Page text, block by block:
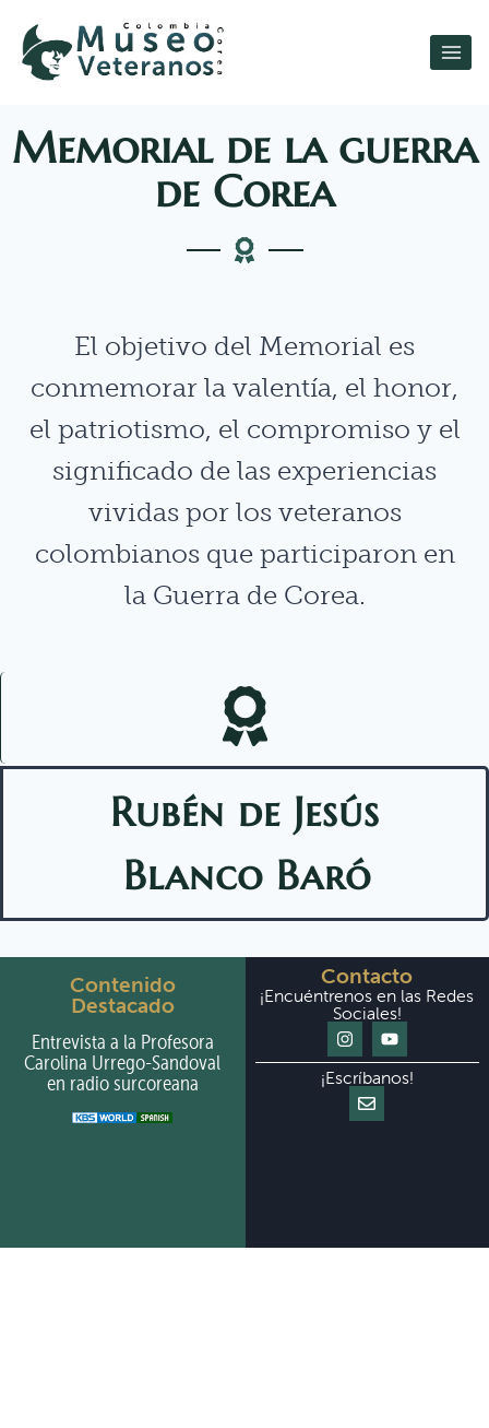
Memorial de la guerra
de Corea
El objetivo del Memorial es
conmemorar la valentía, el honor,
el patriotismo, el compromiso y el
significado de las experiencias
vividas por los veteranos
colombianos que participaron en
la Guerra de Corea.
Rubén de Jesús
Blanco Baró
Contenido
Destacado
Entrevista a la Profesora
Carolina Urrego-Sandoval
en radio surcoreana
Contacto
¡Encuéntrenos en las Redes
Sociales!
¡Escríbanos!